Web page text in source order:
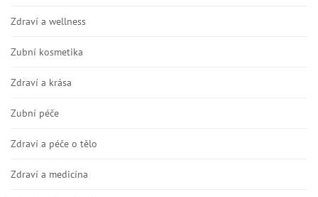
Zdraví a wellness
Zubní kosmetika
Zdraví a krása
Zubní péče
Zdraví a péče o tělo
Zdraví a medicína